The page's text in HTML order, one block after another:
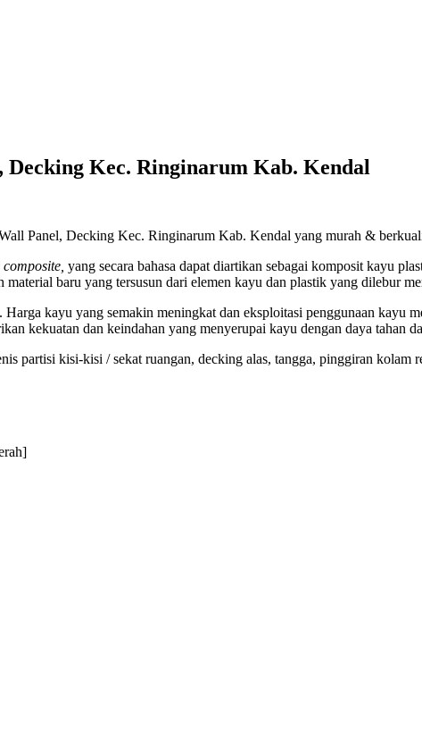
Decking Kec. Ringinarum Kab. Kendal
Panel, Decking Kec. Ringinarum Kab. Kendal yang murah &
yang secara bahasa dapat diartikan sebagai komposit kayu
baru yang tersusun dari elemen kayu dan plastik yang dilebur
kayu yang semakin meningkat dan eksploitasi penggunaan kayu
kekuatan dan keindahan yang menyerupai kayu dengan daya tahan
partisi kisi-kisi / sekat ruangan, decking alas, tangga, pinggiran kolam